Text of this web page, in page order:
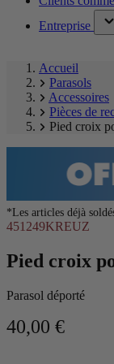
Entreprise
(has
Accueil
Parasols
Accessoires
Pièces de
Pied croix
*Les articles déjà
451249KREUZ
Pied croix
Parasol déporté
40,00 €